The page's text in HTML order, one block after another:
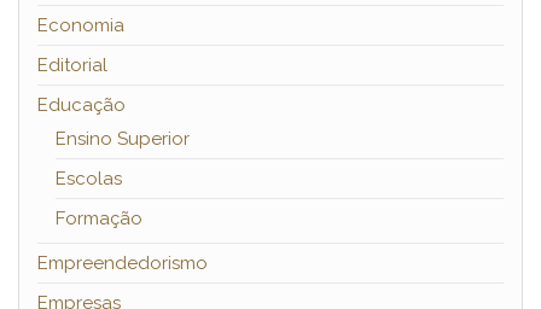
Economia
Editorial
Educação
Ensino Superior
Escolas
Formação
Empreendedorismo
Empresas